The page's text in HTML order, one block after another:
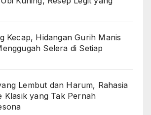
Kecap, Hidangan Gurih Manis
Selera di Setiap
Lembut dan Harum, Rahasia
Klasik yang Tak Pernah